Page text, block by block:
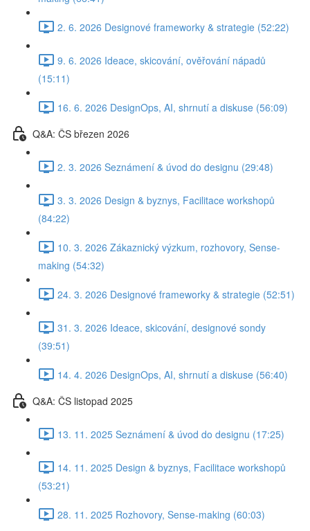
2. 6. 2026 Designové frameworky & strategie (52:22)
9. 6. 2026 Ideace, skicování, ověřování nápadů
(15:11)
16. 6. 2026 DesignOps, AI, shrnutí a diskuse (56:09)
Q&A: ČS březen 2026
2. 3. 2026 Seznámení & úvod do designu (29:48)
3. 3. 2026 Design & byznys, Facilitace workshopů
(84:22)
10. 3. 2026 Zákaznický výzkum, rozhovory, Sense-
making (54:32)
24. 3. 2026 Designové frameworky & strategie (52:51)
31. 3. 2026 Ideace, skicování, designové sondy
(39:51)
14. 4. 2026 DesignOps, AI, shrnutí a diskuse (56:40)
Q&A: ČS listopad 2025
13. 11. 2025 Seznámení & úvod do designu (17:25)
14. 11. 2025 Design & byznys, Facilitace workshopů
(53:21)
28. 11. 2025 Rozhovory, Sense-making (60:03)